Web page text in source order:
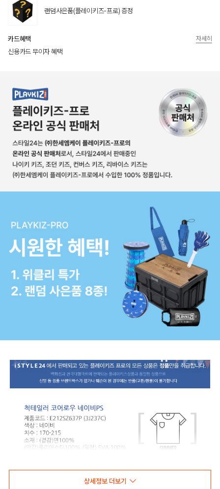
랜덤사은품(플레이키즈-프로) 증정
카드혜택
신용카드 무이자 혜택
자세히
상세정보 더보기